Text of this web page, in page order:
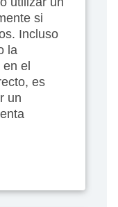
si
Incluso
la
en el
es
un